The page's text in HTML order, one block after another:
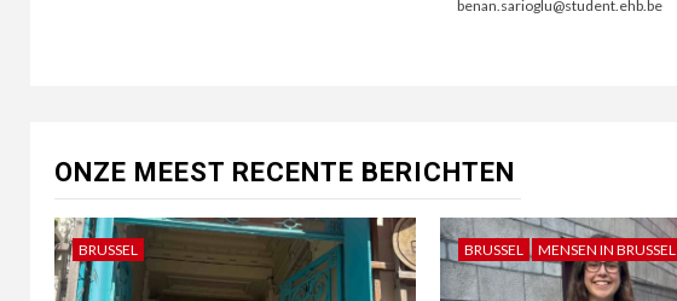
benan.sarioglu@student.ehb.be
ONZE MEEST RECENTE BERICHTEN
BRUSSEL BRUSSEL MENSEN IN BRUSSEL